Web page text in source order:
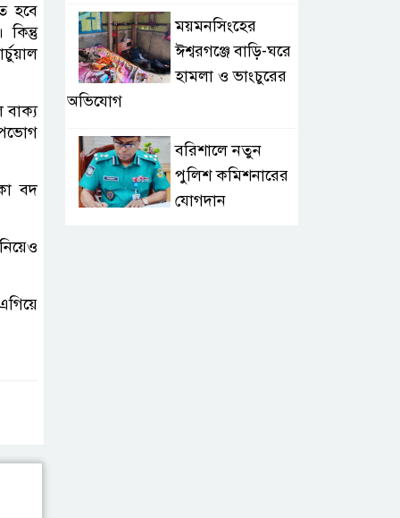
হবে
কিন্তু
বাক্য
বদ
ময়মনসিংহের
ঈশ্বরগঞ্জে বাড়ি-ঘরে
হামলা ও ভাংচুরের
অভিযোগ
বরিশালে নতুন
পুলিশ কমিশনারের
যোগদান